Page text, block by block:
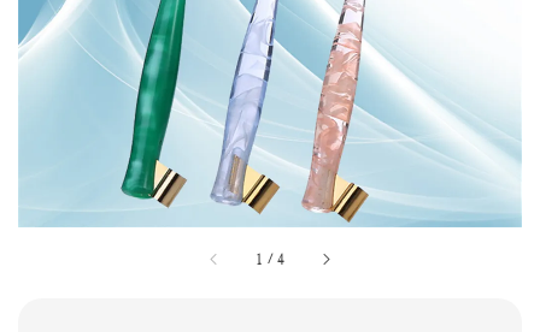
1 /4